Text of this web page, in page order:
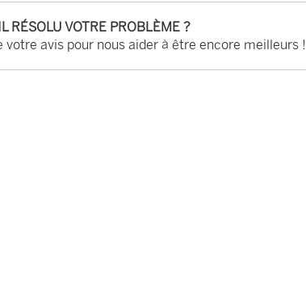
RÉSOLU VOTRE PROBLÈME ?
votre avis pour nous aider à être encore meilleurs !